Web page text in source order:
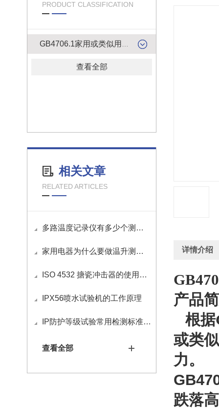
PRODUCT CLASSIFICATION
查看全部
相关文章
RELATED ARTICLES
多路温度记录仪有多少个测试通道？
家用电器为什么要做温升测试？
ISO 4532 搪瓷冲击器的使用方法
IPX56喷水试验机的工作原理
IP防护等级试验常用检测标准有哪些
查看全部
详情介绍
产品
根据
或类
力。
跌落